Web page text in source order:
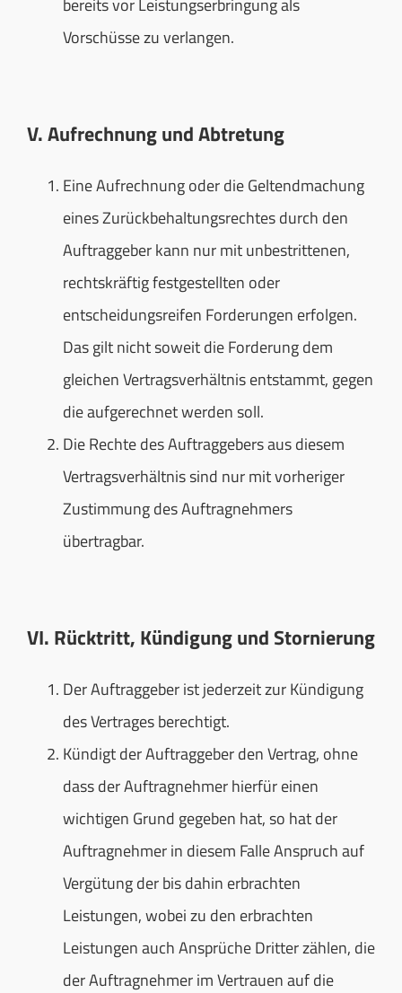
bereits vor Leistungserbringung als
Vorschüsse zu verlangen.
V. Aufrechnung und Abtretung
Eine Aufrechnung oder die Geltendmachung
eines Zurückbehaltungsrechtes durch den
Auftraggeber kann nur mit unbestrittenen,
rechtskräftig festgestellten oder
entscheidungsreifen Forderungen erfolgen.
Das gilt nicht soweit die Forderung dem
gleichen Vertragsverhältnis entstammt, gegen
die aufgerechnet werden soll.
Die Rechte des Auftraggebers aus diesem
Vertragsverhältnis sind nur mit vorheriger
Zustimmung des Auftragnehmers
übertragbar.
VI. Rücktritt, Kündigung und Stornierung
Der Auftraggeber ist jederzeit zur Kündigung
des Vertrages berechtigt.
Kündigt der Auftraggeber den Vertrag, ohne
dass der Auftragnehmer hierfür einen
wichtigen Grund gegeben hat, so hat der
Auftragnehmer in diesem Falle Anspruch auf
Vergütung der bis dahin erbrachten
Leistungen, wobei zu den erbrachten
Leistungen auch Ansprüche Dritter zählen, die
der Auftragnehmer im Vertrauen auf die